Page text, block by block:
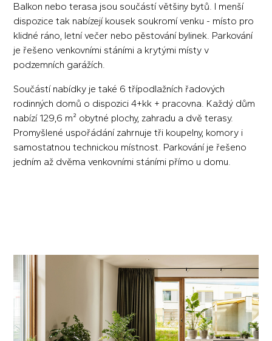
Balkon nebo terasa jsou součástí většiny bytů. I menší
dispozice tak nabízejí kousek soukromí venku - místo pro
klidné ráno, letní večer nebo pěstování bylinek. Parkování
je řešeno venkovními stáními a krytými místy v
podzemních garážích.
Součástí nabídky je také 6 třípodlažních řadových
rodinných domů o dispozici 4+kk + pracovna. Každý dům
nabízí 129,6 m² obytné plochy, zahradu a dvě terasy.
Promyšlené uspořádání zahrnuje tři koupelny, komory i
samostatnou technickou místnost. Parkování je řešeno
jedním až dvěma venkovními stáními přímo u domu.